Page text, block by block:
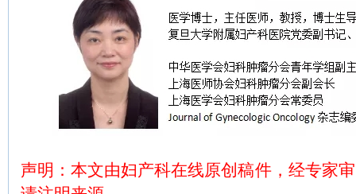
声明：本文由妇产科在线原创稿件，经专家